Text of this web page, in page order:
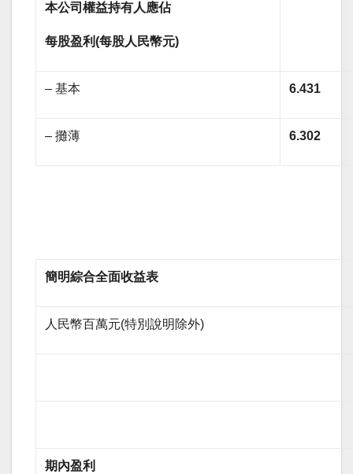
本公司權益持有人應佔
每股盈利(每股人民幣元)
– 基本 6.431
– 攤薄 6.302
簡明綜合全面收益表
人民幣百萬元(特別說明除外)
期內盈利